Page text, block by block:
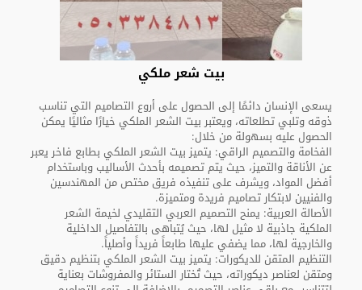
بيت شعر ملكي
يسعى الإنسان دائمًا إلى الحصول على أروع التصاميم التي تناسب
ذوقه وتلبي تطلعاته، ويعتبر بيت الشعر الملكي خيارًا مثاليًا يمكن
الحصول عليه بسهولة من خلال:
الفخامة والتصميم الراقي: يتميز بيت الشعر الملكي بطابع فاخر يعبر
عن الأناقة والتميز، حيث يتم تصميمه بأحدث الأساليب وباستخدام
أفضل المواد، ويشرف على تنفيذه فريق مختص من المهندسين
والفنيين لابتكار تصاميم فريدة ومتميزة.
الأصالة العربية: يمنح التصميم العربي التقليدي لخيمة الشعر
الملكية جاذبية لا مثيل لها، حيث يُتباهى بالتفاصيل الداخلية
والخارجية لها، مما يضفي عليها طابعاً فريداً وأصلياً.
التنظيم المتقن للديكورات: يتميز بيت الشعر الملكي بتنظيم دقيق
ومتقن لعناصر ديكوراته، حيث تُختار الستائر والمفروشات بعناية